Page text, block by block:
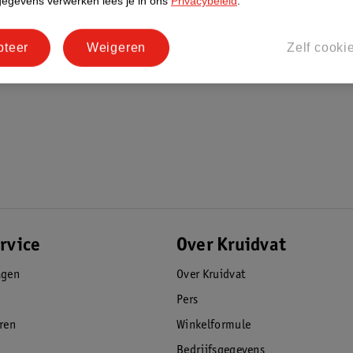
ontwikkeld voor professionele
Over Kruidvat
Over Kruidvat
Pers
Winkelformule
Zelf
Weigeren